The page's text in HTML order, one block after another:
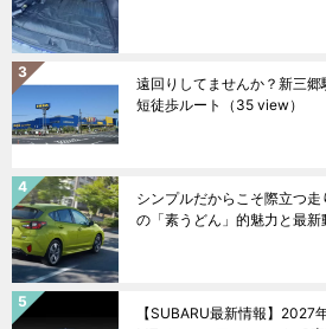
遠回りしてませんか？新三
短徒歩ルート
（35 view）
シンプルだからこそ際立つ
の「素うどん」的魅力と最新
【SUBARU最新情報】2027